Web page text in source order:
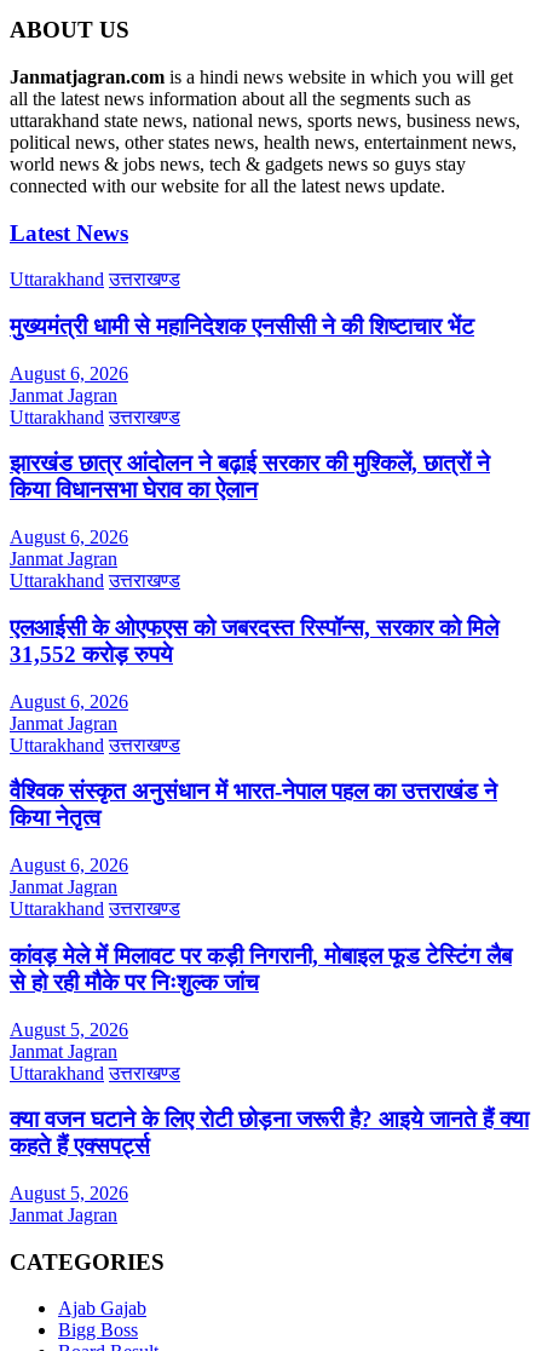
ABOUT US
Janmatjagran.com is a hindi news website in which you will get
all the latest news information about all the segments such as
uttarakhand state news, national news, sports news, business news,
political news, other states news, health news, entertainment news,
world news & jobs news, tech & gadgets news so guys stay
connected with our website for all the latest news update.
Latest News
Uttarakhand उत्तराखण्ड
मुख्यमंत्री धामी से महानिदेशक एनसीसी ने की शिष्टाचार भेंट
August 6, 2026
Janmat Jagran
Uttarakhand उत्तराखण्ड
झारखंड छात्र आंदोलन ने बढ़ाई सरकार की मुश्किलें, छात्रों ने
किया विधानसभा घेराव का ऐलान
August 6, 2026
Janmat Jagran
Uttarakhand उत्तराखण्ड
एलआईसी के ओएफएस को जबरदस्त रिस्पॉन्स, सरकार को मिले
31,552 करोड़ रुपये
August 6, 2026
Janmat Jagran
Uttarakhand उत्तराखण्ड
वैश्विक संस्कृत अनुसंधान में भारत-नेपाल पहल का उत्तराखंड ने
किया नेतृत्व
August 6, 2026
Janmat Jagran
Uttarakhand उत्तराखण्ड
कांवड़ मेले में मिलावट पर कड़ी निगरानी, मोबाइल फूड टेस्टिंग लैब
से हो रही मौके पर निःशुल्क जांच
August 5, 2026
Janmat Jagran
Uttarakhand उत्तराखण्ड
क्या वजन घटाने के लिए रोटी छोड़ना जरूरी है? आइये जानते हैं क्या
कहते हैं एक्सपर्ट्स
August 5, 2026
Janmat Jagran
CATEGORIES
Ajab Gajab
Bigg Boss